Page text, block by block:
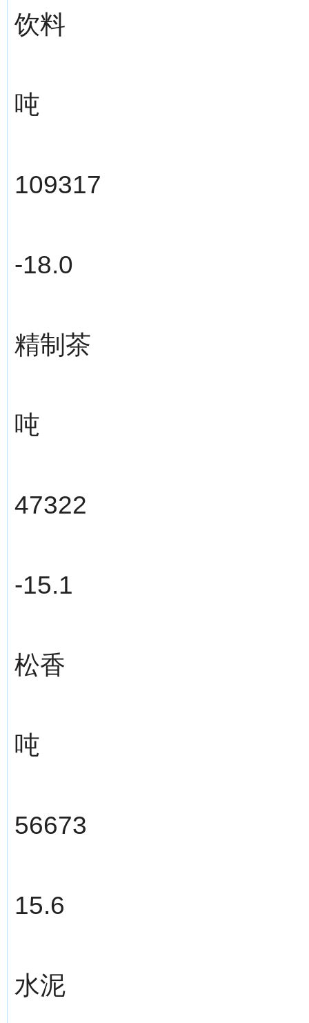
饮料
吨
109317
-18.0
精制茶
吨
47322
-15.1
松香
吨
56673
15.6
水泥